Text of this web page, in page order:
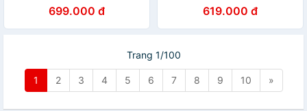
699.000 đ 619.000 đ
Trang 1/100
1 2 3 4 5 6 7 8 9 10 »